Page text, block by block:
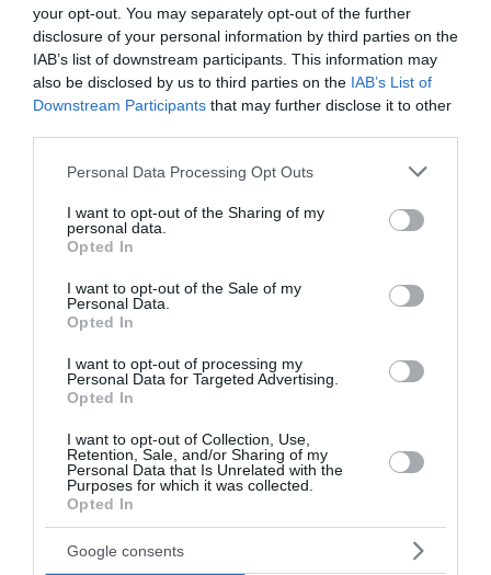
your opt-out. You may separately opt-out of the further
disclosure of your personal information by third parties on the
IAB’s list of downstream participants. This information may
also be disclosed by us to third parties on the IAB’s List of
Downstream Participants that may further disclose it to other
Please note that this website/app uses one or more Google
not limited to your visit or usage behaviour. You may click to
grant or deny consent to Google and its third-party tags to
use your data for below specified purposes in below Google
consent section.
Personal Data Processing Opt Outs
I want to opt-out of the Sharing of my
personal data.
Opted In
I want to opt-out of the Sale of my
Personal Data.
Opted In
I want to opt-out of processing my
Personal Data for Targeted Advertising.
Opted In
I want to opt-out of Collection, Use,
Retention, Sale, and/or Sharing of my
Personal Data that Is Unrelated with the
Purposes for which it was collected.
Opted In
Google consents
Θρήνος στην Πάρο για τον χαμό 4χρονου σε
μπάρμαν να αποτρέψει την τραγωδία (Βίντεο)
Σοκαρισμένη είναι η τοπική κοινωνία της Πάρου και όχι
μόνο μετά τον τραγικό χαμό του ενός 4χρονου αγοριού
σε πισίνα beach bar, λίγα μέτρα μακριά από τους γονείς
του. Σύμφωνα με ...
09 Αυγούστου 2026